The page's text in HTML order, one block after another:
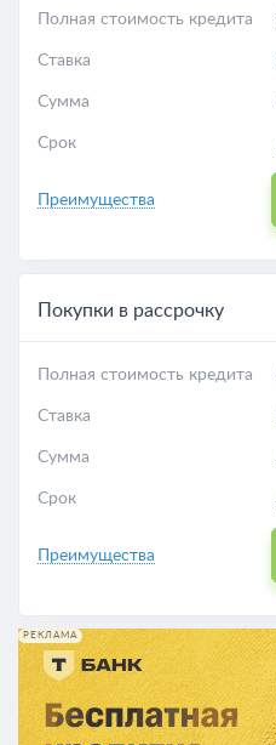
Полная стоимость кредита
Ставка
Сумма
Срок
Преимущества
Покупки в рассрочку
Полная стоимость кредита
Ставка
Сумма
Срок
Преимущества
РЕКЛАМА